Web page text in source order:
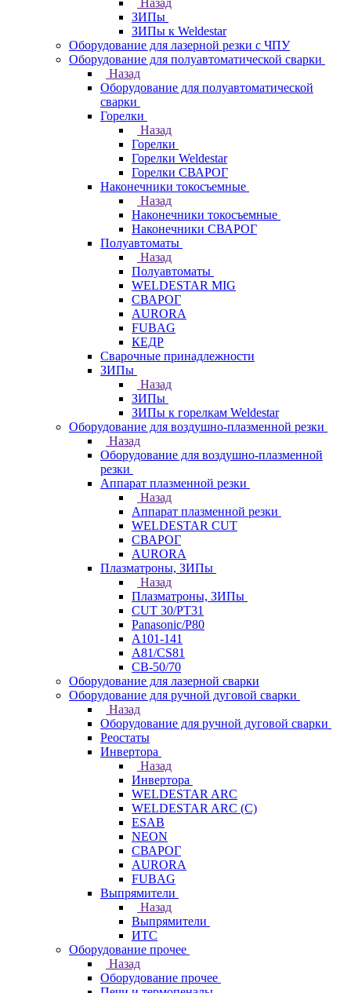
Назад
ЗИПы
ЗИПы к Weldestar
Оборудование для лазерной резки с ЧПУ
Оборудование для полуавтоматической сварки
Назад
Оборудование для полуавтоматической
сварки
Горелки
Назад
Горелки
Горелки Weldestar
Горелки СВАРОГ
Наконечники токосъемные
Назад
Наконечники токосъемные
Наконечники СВАРОГ
Полуавтоматы
Назад
Полуавтоматы
WELDESTAR MIG
СВАРОГ
AURORA
FUBAG
КЕДР
Сварочные принадлежности
ЗИПы
Назад
ЗИПы
ЗИПы к горелкам Weldestar
Оборудование для воздушно-плазменной резки
Назад
Оборудование для воздушно-плазменной
резки
Аппарат плазменной резки
Назад
Аппарат плазменной резки
WELDESTAR CUT
СВАРОГ
AURORA
Плазматроны, ЗИПы
Назад
Плазматроны, ЗИПы
CUT 30/PT31
Panasonic/P80
А101-141
А81/CS81
СВ-50/70
Оборудование для лазерной сварки
Оборудование для ручной дуговой сварки
Назад
Оборудование для ручной дуговой сварки
Реостаты
Инвертора
Назад
Инвертора
WELDESTAR ARC
WELDESTAR ARC (С)
ESAB
NEON
СВАРОГ
AURORA
FUBAG
Выпрямители
Назад
Выпрямители
ИТС
Оборудование прочее
Назад
Оборудование прочее